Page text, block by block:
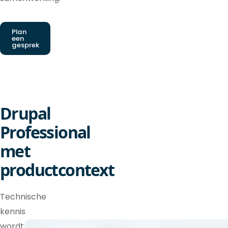
Plan
een
gesprek
Drupal
Professional
met
productcontext
Technische
kennis